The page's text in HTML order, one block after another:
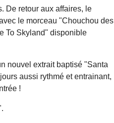
De retour aux affaires, le
le morceau "Chouchou des
To Skyland" disponible
nouvel extrait baptisé "Santa
aussi rythmé et entrainant,
!